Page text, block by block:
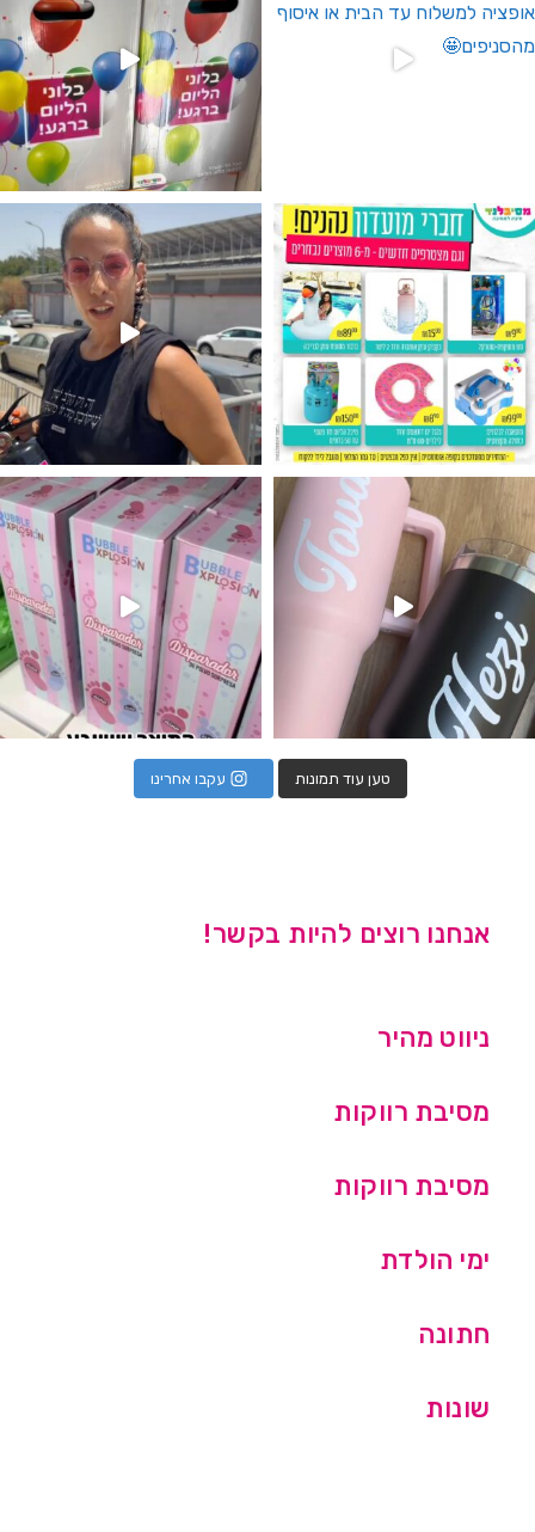
מין העובר רק במסיבלנד !! קיים
מטף לגילוי מין העובר חזר למלא
טען עוד תמונות עקבו אחרינו
אנחנו רוצים להיות בקשר!
ניווט מהיר
מסיבת רווקות
מסיבת רווקות
ימי הולדת
חתונה
שונות